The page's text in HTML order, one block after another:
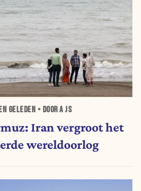
GELEDEN • DOOR A JS
Iran vergroot het
wereldoorlog